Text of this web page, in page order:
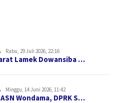
Rabu, 29 Juli 2026, 22:16
Lamek Dowansiba …
Minggu, 14 Juni 2026, 11:42
Wondama, DPRK S…